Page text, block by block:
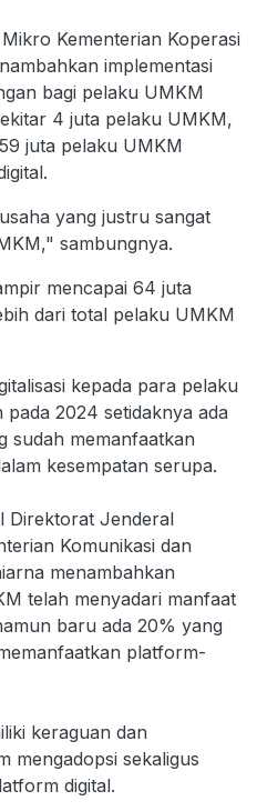
Kementerian Koperasi
implementasi
bagi pelaku UMKM
4 juta pelaku UMKM,
juta pelaku UMKM
yang justru sangat
sambungnya.
mencapai 64 juta
dari total pelaku UMKM
kepada para pelaku
2024 setidaknya ada
sudah memanfaatkan
kesempatan serupa.
Direktorat Jenderal
Komunikasi dan
menambahkan
telah menyadari manfaat
baru ada 20% yang
platform-
keraguan dan
mengadopsi sekaligus
digital.